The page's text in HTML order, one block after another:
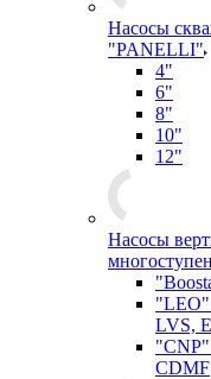
Насосы
"PANELLI"
4"
6"
8"
10"
12"
Насосы
"LEO"
LVS,
CDMF